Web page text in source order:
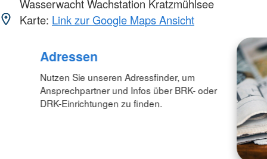
Wasserwacht Wachstation Kratzmühlsee
Karte: Link zur Google Maps Ansicht
Adressen
Nutzen Sie unseren Adressfinder, um
Ansprechpartner und Infos über BRK- oder
DRK-Einrichtungen zu finden.